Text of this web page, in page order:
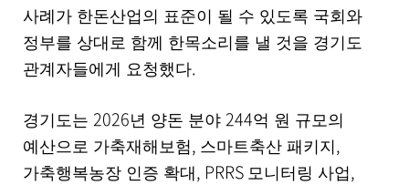
사례가 한돈산업의 표준이 될 수 있도록 국회와
정부를 상대로 함께 한목소리를 낼 것을 경기도
관계자들에게 요청했다.
경기도는 2026년 양돈 분야 244억 원 규모의
예산으로 가축재해보험 , 스마트축산 패키지 ,
가축행복농장 인증 확대, PRRS 모니터링 사업 ,